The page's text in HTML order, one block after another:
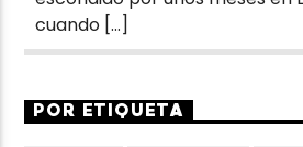
cuando […]
POR ETIQUETA